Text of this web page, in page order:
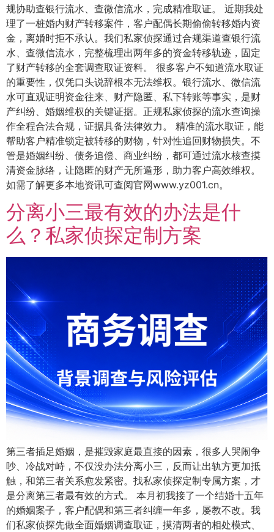
规协助查银行流水、查微信流水，完成精准取证。 近期我处
理了一桩婚内财产转移案件，客户配偶长期偷偷转移婚内资
金，离婚时拒不承认。我们私家侦探通过合规渠道查银行流
水、查微信流水，完整梳理出两年多的资金转移轨迹，固定
了财产转移的全套调查取证资料。 很多客户不知道流水取证
的重要性，仅凭口头说辞根本无法维权。银行流水、微信流
水可直观证明资金往来、财产隐匿、私下转账等事实，是财
产纠纷、婚姻维权的关键证据。正规私家侦探的流水查询操
作全程合法合规，证据具备法律效力。 精准的流水取证，能
帮助客户精准锁定被转移的财物，针对性追回财物损失。不
管是婚姻纠纷、债务追偿、商业纠纷，都可通过流水核查摸
清资金脉络，让隐匿的财产无所遁形，助力客户高效维权。
如需了解更多本地资讯可查阅官网www.yz001.cn。
分离小三最有效的办法是什
么？私家侦探定制方案
第三者插足婚姻，是摧毁家庭最直接的因素，很多人哭闹争
吵、冷战对峙，不仅没办法分离小三，反而让出轨方更加抵
触，和第三者关系愈发紧密。找私家侦探定制专属方案，才
是分离第三者最有效的方式。 本月初我接了一个结婚十五年
的婚姻案子，客户配偶和第三者纠缠一年多，屡教不改。我
们私家侦探先做全面婚姻调查取证，摸清两者的相处模式、